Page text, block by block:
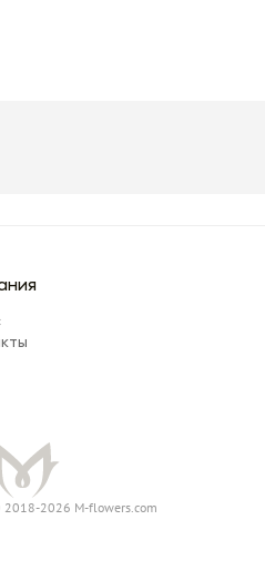
2018-2026 M-flowers.com